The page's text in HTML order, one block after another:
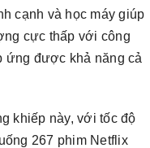
cạnh và học máy giúp
cực thấp với công
ứng được khả năng cả
khiếp này, với tốc độ
267 phim Netflix